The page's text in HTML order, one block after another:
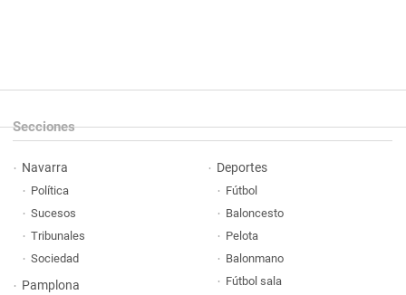
Secciones
Navarra
Política
Sucesos
Tribunales
Sociedad
Pamplona
Deportes
Fútbol
Baloncesto
Pelota
Balonmano
Fútbol sala